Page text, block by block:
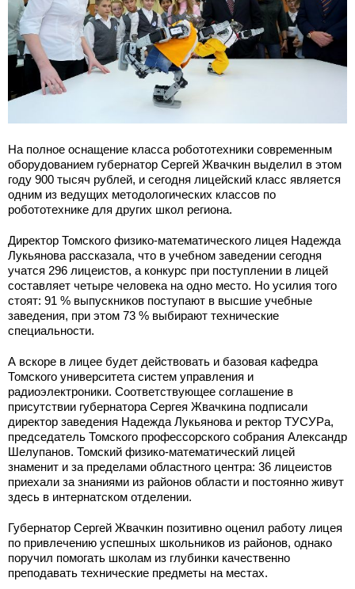
На полное оснащение класса робототехники современным
оборудованием губернатор Сергей Жвачкин выделил в этом
году 900 тысяч рублей, и сегодня лицейский класс является
одним из ведущих методологических классов по
робототехнике для других школ региона.
Директор Томского физико-математического лицея Надежда
Лукьянова рассказала, что в учебном заведении сегодня
учатся 296 лицеистов, а конкурс при поступлении в лицей
составляет четыре человека на одно место. Но усилия того
стоят: 91 % выпускников поступают в высшие учебные
заведения, при этом 73 % выбирают технические
специальности.
А вскоре в лицее будет действовать и базовая кафедра
Томского университета систем управления и
радиоэлектроники. Соответствующее соглашение в
присутствии губернатора Сергея Жвачкина подписали
директор заведения Надежда Лукьянова и ректор ТУСУРа,
председатель Томского профессорского собрания Александр
Шелупанов. Томский физико-математический лицей
знаменит и за пределами областного центра: 36 лицеистов
приехали за знаниями из районов области и постоянно живут
здесь в интернатском отделении.
Губернатор Сергей Жвачкин позитивно оценил работу лицея
по привлечению успешных школьников из районов, однако
поручил помогать школам из глубинки качественно
преподавать технические предметы на местах.